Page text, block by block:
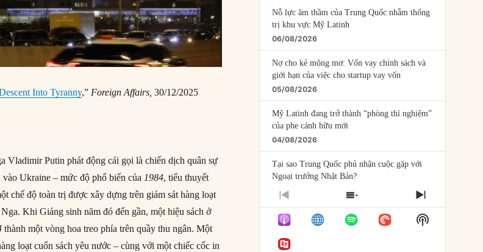
Into Tyranny,” Foreign Affairs,30/12/2025
Vladimir Putin phát động cái gọi là chiến dịch quân sự
Ukraine – mức độ phổ biến của 1984, tiểu thuyết
chế độ toàn trị được xây dựng trên giám sát hàng loạt
Khi Giáng sinh năm đó đến gần, một hiệu sách ở
thành một vòng hoa treo phía trên quầy thu ngân. Một
loạt cuốn sách yêu nước – cùng với một chiếc cốc in
Nỗ lực âm thầm của Trung Quốc nhằm thống
trị khu vực Mỹ Latinh
06/08/2026
Nợ cho kẻ mộng mơ: Vốn vay chính sách và
giới hạn của việc cho startup vay vốn
05/08/2026
Mỹ Latinh đang trở thành “phòng thí nghiệm”
của phe cánh hữu mới
04/08/2026
Tại sao Trung Quốc phủ nhận cuộc gặp với
Ngoại trưởng Nhật Bản?
04/08/2026
Điểm mù chiến lược của Trump tại Thái Bình
Dương
03/08/2026
PREVIOUS
EPISODE
SHOW
EPISODES
LIST
NEXT
EPISODE
Show
Podcast